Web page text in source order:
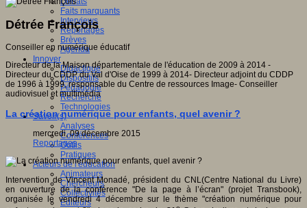
Faits marquants
Interviews
Reportages
Brèves
Agenda
Innover
Didactique
Dispositifs
Pédagogie
Recherche
Technologies
Savoir(s)
Analyses
Conférences
Outils
Pratiques
Acteurs de l'éducation
Animateurs
Chercheurs
Collectivités
Editeurs
Détrée François
Conseiller en numérique éducatif
Directeur de la Maison départementale de l'éducation de 2009 à 2014 -
Directeur du CDDP du Val d'Oise de 1999 à 2014- Directeur adjoint du CDDP
de 1996 à 1999, responsable du Centre de ressources Image- Conseiller
audiovisuel et multimédia
La création numérique pour enfants, quel avenir ?
mercredi, 09 décembre 2015
Reportages
Intervention de Vincent Monadé, président du CNL(Centre National du Livre)
en ouverture de la conférence "De la page à l’écran" (projet Transbook),
organisée le vendredi 4 décembre sur le thème "création numérique pour